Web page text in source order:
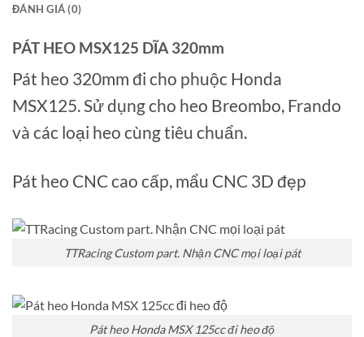
ĐÁNH GIÁ (0)
PÁT HEO MSX125 DĨA 320mm
Pát heo 320mm đi cho phuộc Honda
MSX125. Sử dụng cho heo Breombo, Frando
và các loại heo cùng tiêu chuẩn.
Pát heo CNC cao cấp, mẩu CNC 3D đẹp
TTRacing Custom part. Nhận CNC mọi loại pát
Pát heo Honda MSX 125cc đi heo độ